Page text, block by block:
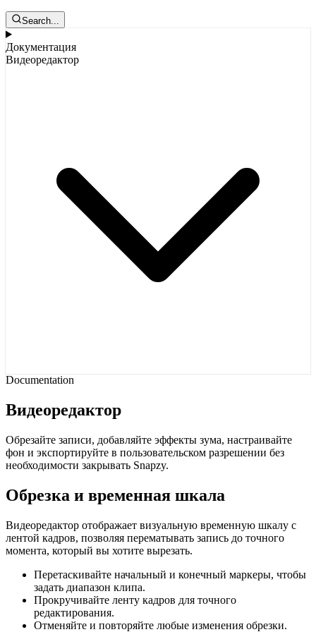
Search...
Документация
Видеоредактор
Documentation
Видеоредактор
Обрезайте записи, добавляйте эффекты зума, настраивайте
фон и экспортируйте в пользовательском разрешении без
необходимости закрывать Snapzy.
Обрезка и временная шкала
Видеоредактор отображает визуальную временную шкалу с
лентой кадров, позволяя перематывать запись до точного
момента, который вы хотите вырезать.
Перетаскивайте начальный и конечный маркеры, чтобы
задать диапазон клипа.
Прокручивайте ленту кадров для точного
редактирования.
Отменяйте и повторяйте любые изменения обрезки.